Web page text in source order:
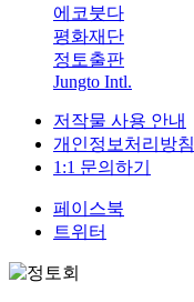
에코붓다
평화재단
정토출판
Jungto Intl.
저작물 사용 안내
개인정보처리방침
1:1 문의하기
페이스북
트위터